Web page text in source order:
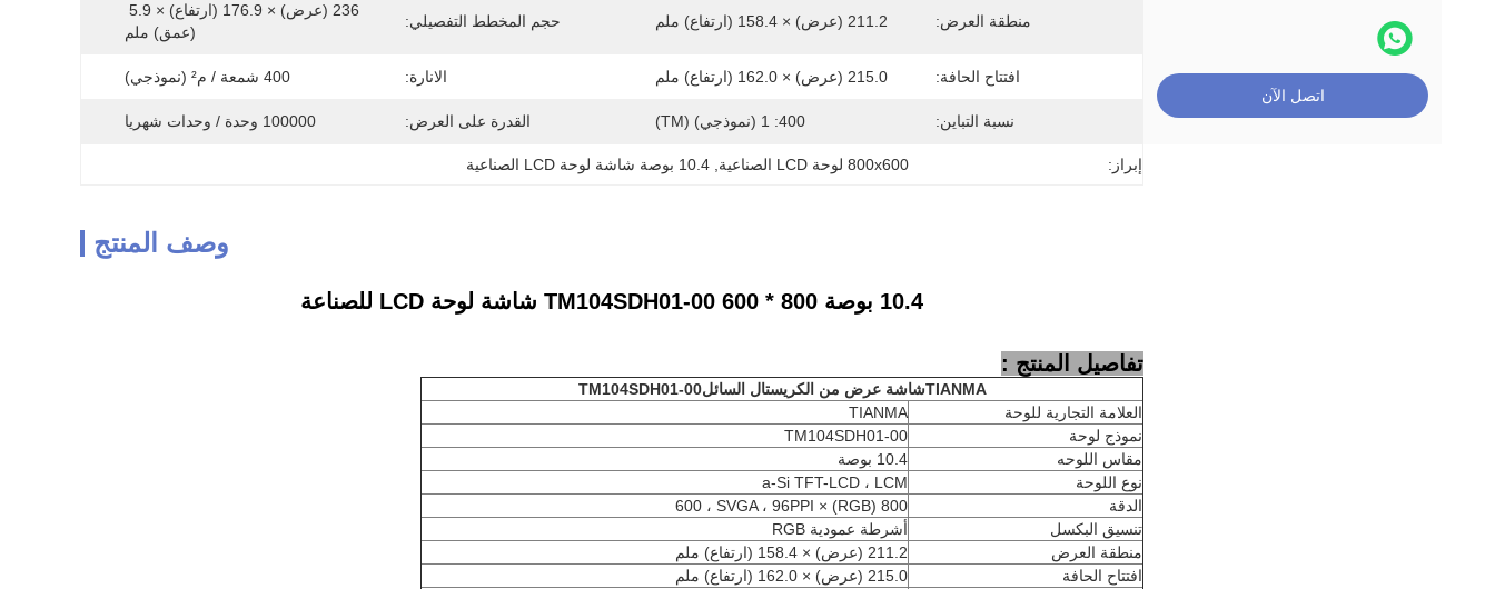
اتصل الآن
منطقة العرض: 211.2 (عرض) × 158.4 (ارتفاع) ملم حجم المخطط التفصيلي:
(عمق) ملم
افتتاح الحافة: 215.0 (عرض) × 162.0 (ارتفاع) ملم الانارة: 400 شمعة / م² (نموذجي)
نسبة التباين: 400: 1 (نموذجي) (TM) القدرة على العرض: 100000 وحدة / وحدات شهريا
إبراز: 800x600 لوحة LCD الصناعية , 10.4 بوصة شاشة لوحة LCD الصناعية
وصف المنتج
10.4 بوصة 800 * 600 TM104SDH01-00 شاشة لوحة LCD للصناعة
تفاصيل المنتج :
TIANMAشاشة عرض من الكريستال السائلTM104SDH01-00
العلامة التجارية للوحة
TIANMA
نموذج لوحة
TM104SDH01-00
مقاس اللوحه
10.4 بوصة
نوع اللوحة
a-Si TFT-LCD ، LCM
الدقة
800 (RGB) × 600 ، SVGA ، 96PPI
تنسيق البكسل
أشرطة عمودية RGB
منطقة العرض
211.2 (عرض) × 158.4 (ارتفاع) ملم
افتتاح الحافة
215.0 (عرض) × 162.0 (ارتفاع) ملم